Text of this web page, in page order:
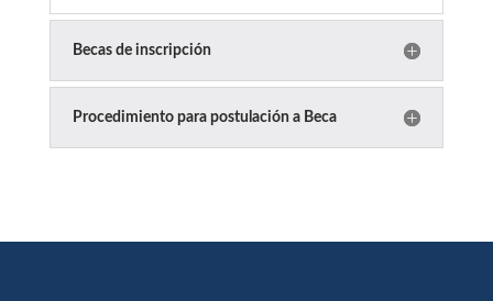
Becas de inscripción
Procedimiento para postulación a Beca